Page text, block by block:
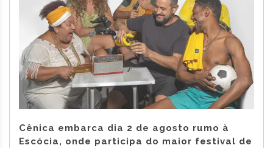
Cênica embarca dia 2 de agosto rumo à
Escócia, onde participa do maior festival de